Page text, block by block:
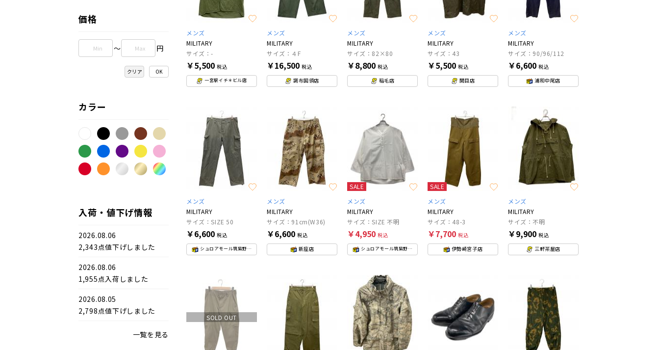
価格
～ 円
クリア
カラー
入荷・値下げ情報
2026.08.06
2,343点値下げしました
2026.08.06
1,955点入荷しました
2026.08.05
2,798点値下げしました
一覧を見る
メンズ
MILITARY
サイズ：-
￥5,500 税込
一宮駅イチ＊ビル店
メンズ
MILITARY
サイズ：４F
￥16,500 税込
調布国領店
メンズ
MILITARY
サイズ：82×80
￥8,800 税込
稲毛店
メンズ
MILITARY
サイズ：43
￥5,500 税込
関目店
メンズ
MILITARY
サイズ：90/96/112
￥6,600 税込
浦和中尾店
メンズ
MILITARY
サイズ：SIZE 50
￥6,600 税込
シュロアモール筑紫野店
メンズ
MILITARY
サイズ：91cm(W36)
￥6,600 税込
新座店
SALE
メンズ
MILITARY
サイズ：SIZE 不明
￥4,950 税込
シュロアモール筑紫野店
SALE
メンズ
MILITARY
サイズ：48-3
￥7,700 税込
伊勢崎宮子店
メンズ
MILITARY
サイズ：不明
￥9,900 税込
三軒茶屋店
SOLD OUT